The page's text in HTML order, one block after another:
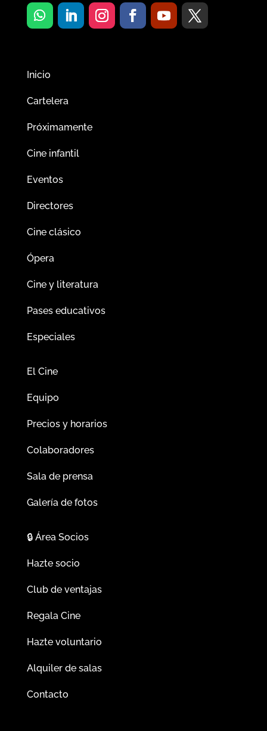
Inicio
Cartelera
Próximamente
Cine infantil
Eventos
Directores
Cine clásico
Ópera
Cine y literatura
Pases educativos
Especiales
El Cine
Equipo
Precios y horarios
Colaboradores
Sala de prensa
Galería de fotos
🔒Área Socios
Hazte socio
Club de ventajas
Regala Cine
Hazte voluntario
Alquiler de salas
Contacto